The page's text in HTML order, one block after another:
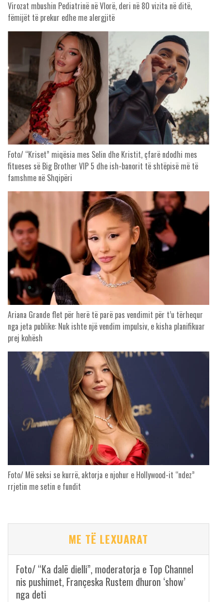
Virozat mbushin Pediatrinë në Vlorë, deri në 80 vizita në ditë,
fëmijët të prekur edhe me alergjitë
Foto/ “Kriset” miqësia mes Selin dhe Kristit, çfarë ndodhi mes
fitueses së Big Brother VIP 5 dhe ish-banorit të shtëpisë më të
famshme në Shqipëri
Ariana Grande flet për herë të parë pas vendimit për t’u tërhequr
nga jeta publike: Nuk ishte një vendim impulsiv, e kisha planifikuar
prej kohësh
Foto/ Më seksi se kurrë, aktorja e njohur e Hollywood-it “ndez”
rrjetin me setin e fundit
ME TË LEXUARAT
Foto/ “Ka dalë dielli”, moderatorja e Top Channel
nis pushimet, Françeska Rustem dhuron ‘show’
nga deti